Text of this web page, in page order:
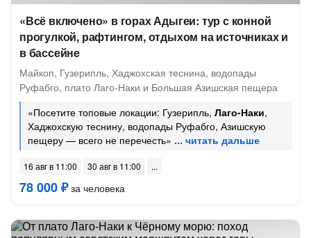
«Всё включено» в горах Адыгеи: тур с конной
прогулкой, рафтингом, отдыхом на источниках и
в бассейне
Майкоп, Гузерипль, Хаджохская теснина, ⁠водопады
Руфабго, плато Лаго-Наки и Большая Азишская пещера
«Посетите топовые локации: Гузерипль, Лаго-Наки,
Хаджохскую теснину, водопады Руфабго, Азишскую
пещеру — всего не перечесть»
16 авг в 11:00 30 авг в 11:00
78 000 ₽за человека